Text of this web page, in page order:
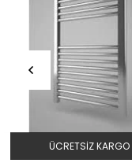
ÜCRETSIZ KARGO